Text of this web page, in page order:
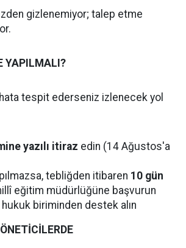
gizlenemiyor; talep etme
YAPILMALI?
tespit ederseniz izlenecek yol
yazılı itiraz edin (14 Ağustos'a
tebliğden itibaren 10 gün
eğitim müdürlüğüne başvurun
hukuk biriminden destek alın